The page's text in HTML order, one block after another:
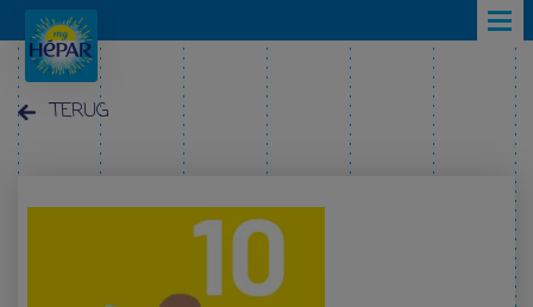
Overslaan en naar de inhoud gaan
TERUG